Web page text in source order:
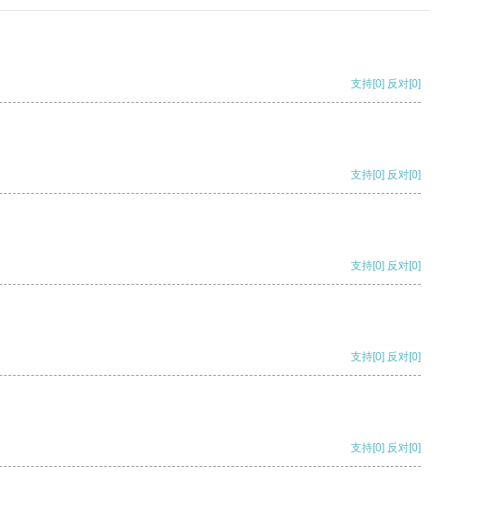
支持[0] 反对[0]
支持[0] 反对[0]
支持[0] 反对[0]
支持[0] 反对[0]
支持[0] 反对[0]